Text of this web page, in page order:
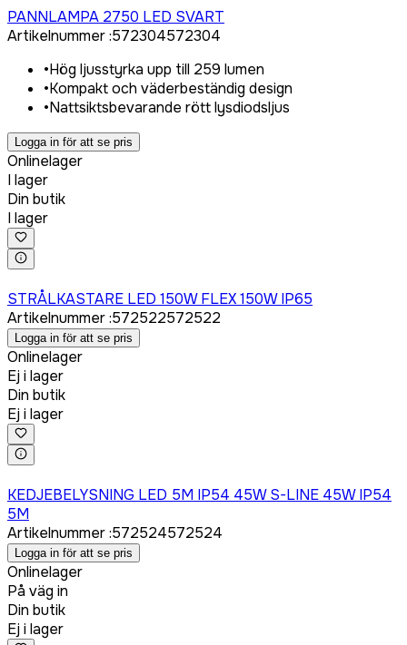
PANNLAMPA 2750 LED SVART
Artikelnummer:572304572304
•Hög ljusstyrka upp till 259 lumen
•Kompakt och väderbeständig design
•Nattsiktsbevarande rött lysdiodsljus
Logga in för att se pris
Onlinelager
I lager
Din butik
I lager
STRÅLKASTARE LED 150W FLEX 150W IP65
Artikelnummer:572522572522
Logga in för att se pris
Onlinelager
Ej i lager
Din butik
Ej i lager
KEDJEBELYSNING LED 5M IP54 45W S-LINE 45W IP54
5M
Artikelnummer:572524572524
Logga in för att se pris
Onlinelager
På väg in
Din butik
Ej i lager